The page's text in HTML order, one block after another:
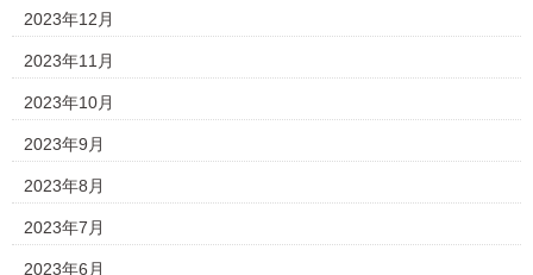
2023年12月
2023年11月
2023年10月
2023年9月
2023年8月
2023年7月
2023年6月